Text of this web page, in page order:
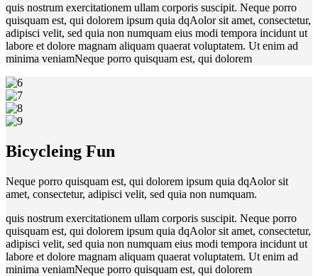
quis nostrum exercitationem ullam corporis suscipit. Neque porro
quisquam est, qui dolorem ipsum quia dqAolor sit amet, consectetur,
adipisci velit, sed quia non numquam eius modi tempora incidunt ut
labore et dolore magnam aliquam quaerat voluptatem. Ut enim ad
minima veniamNeque porro quisquam est, qui dolorem
Bicycleing Fun
Neque porro quisquam est, qui dolorem ipsum quia dqAolor sit
amet, consectetur, adipisci velit, sed quia non numquam.
quis nostrum exercitationem ullam corporis suscipit. Neque porro
quisquam est, qui dolorem ipsum quia dqAolor sit amet, consectetur,
adipisci velit, sed quia non numquam eius modi tempora incidunt ut
labore et dolore magnam aliquam quaerat voluptatem. Ut enim ad
minima veniamNeque porro quisquam est, qui dolorem